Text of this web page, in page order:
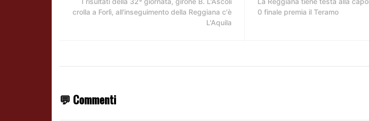
crolla a Forlì, all'inseguimento della Reggiana c'è
L'Aquila
0 finale premia il Teramo
💬 Commenti